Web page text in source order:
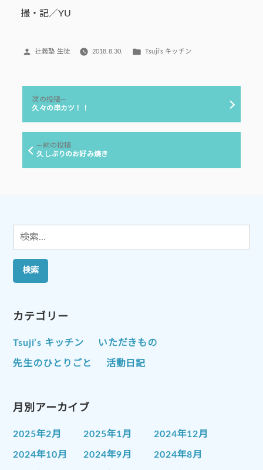
撮・記／YU
投
辻義塾 生徒 2018.8.30.
カ
リ
Tsuji’s キッチン
ナ
ー
前の投稿前
の
久しぶりのお好み焼き
次の投稿
の
久々の串カツ！！
検
索:
カテゴリー
Tsuji’s キッチン いただきもの
先生のひとりごと 活動日記
月別アーカイブ
2025年2月 2025年1月 2024年12月
2024年10月 2024年9月 2024年8月